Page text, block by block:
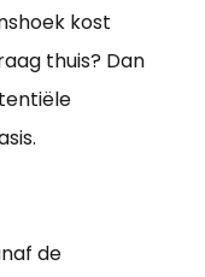
kost
thuis? Dan
de